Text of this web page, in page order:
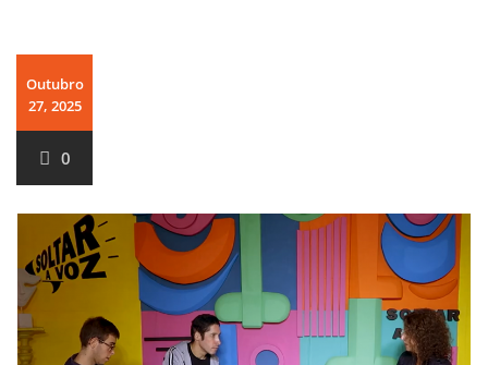
Outubro
27, 2025
0